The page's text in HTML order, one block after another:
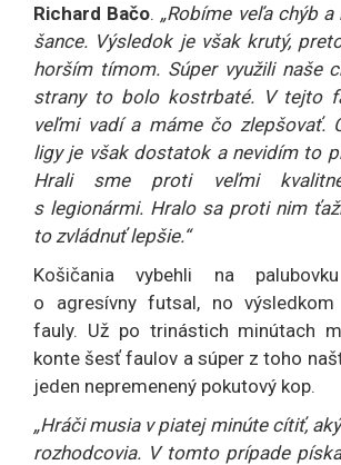
Richard Bačo. „Robíme veľa chýb
šance. Výsledok je však krutý,
horším tímom. Súper využili naše
strany to bolo kostrbaté. V tejto
veľmi vadí a máme čo zlepšovať.
ligy je však dostatok a nevidím to
Hrali sme proti veľmi
s legionármi. Hralo sa proti nim
to zvládnuť lepšie.“
Košičania vybehli na
o agresívny futsal, no
fauly. Už po trinástich minútach
konte šesť faulov a súper z toho
jeden nepremenený pokutový kop.
„Hráči musia v piatej minúte cítiť,
rozhodcovia. V tomto prípade